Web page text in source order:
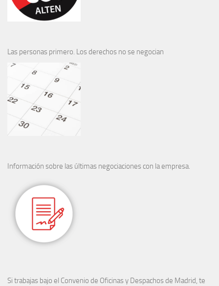
Las personas primero. Los derechos no se negocian
Información sobre las últimas negociaciones con la empresa.
Si trabajas bajo el Convenio de Oficinas y Despachos de Madrid, te